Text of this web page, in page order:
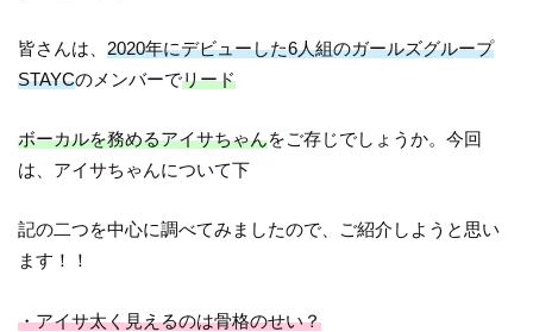
皆さんは、2020年にデビューした6人組のガールズグループ
STAYCのメンバーでリード
ボーカルを務めるアイサちゃんをご存じでしょうか。今回
は、アイサちゃんについて下
記の二つを中心に調べてみましたので、ご紹介しようと思い
ます！！
・アイサ太く見えるのは骨格のせい？